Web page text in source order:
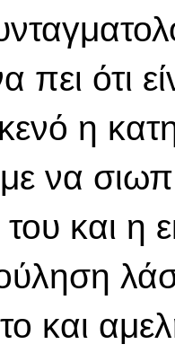
πει ότι
η
να
και η
και